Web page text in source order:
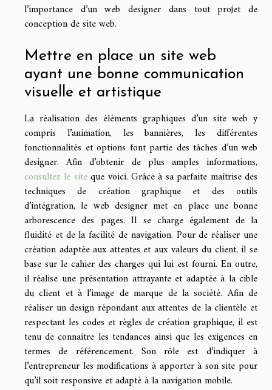
l’importance d’un web designer dans tout projet de
conception de site web.
Mettre en place un site web
ayant une bonne communication
visuelle et artistique
La réalisation des éléments graphiques d’un site web y
compris l’animation, les bannières, les différentes
fonctionnalités et options font partie des tâches d’un web
designer. Afin d’obtenir de plus amples informations,
consultez le siteque voici. Grâce à sa parfaite maîtrise des
techniques de création graphique et des outils
d’intégration, le web designer met en place une bonne
arborescence des pages. Il se charge également de la
fluidité et de la facilité de navigation. Pour de réaliser une
création adaptée aux attentes et aux valeurs du client, il se
base sur le cahier des charges qui lui est fourni. En outre,
il réalise une présentation attrayante et adaptée à la cible
du client et à l’image de marque de la société. Afin de
réaliser un design répondant aux attentes de la clientèle et
respectant les codes et règles de création graphique, il est
tenu de connaître les tendances ainsi que les exigences en
termes de référencement. Son rôle est d’indiquer à
l’entrepreneur les modifications à apporter à son site pour
qu’il soit responsive et adapté à la navigation mobile.